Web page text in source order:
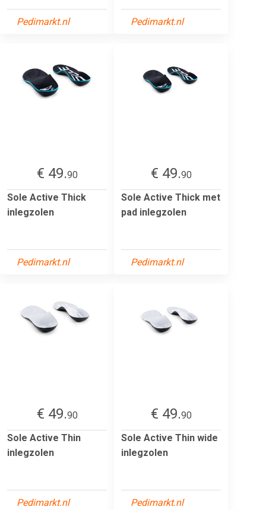
Pedimarkt.nl Pedimarkt.nl
€ 49.90
Sole Active Thick
inlegzolen
Pedimarkt.nl
€ 49.90
Sole Active Thick met
pad inlegzolen
Pedimarkt.nl
€ 49.90
Sole Active Thin
inlegzolen
Pedimarkt.nl
€ 49.90
Sole Active Thin wide
inlegzolen
Pedimarkt.nl